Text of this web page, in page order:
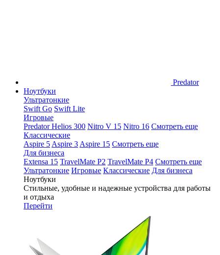
Predator
Ноутбуки
Ультратонкие
Swift Go Swift Lite
Игровые
Predator Helios 300 Nitro V 15 Nitro 16 Смотреть еще
Классические
Aspire 5 Aspire 3 Aspire 15 Смотреть еще
Для бизнеса
Extensa 15 TravelMate P2 TravelMate P4 Смотреть еще
Ультратонкие Игровые Классические Для бизнеса
Ноутбуки
Стильные, удобные и надежные устройства для работы
и отдыха
Перейти